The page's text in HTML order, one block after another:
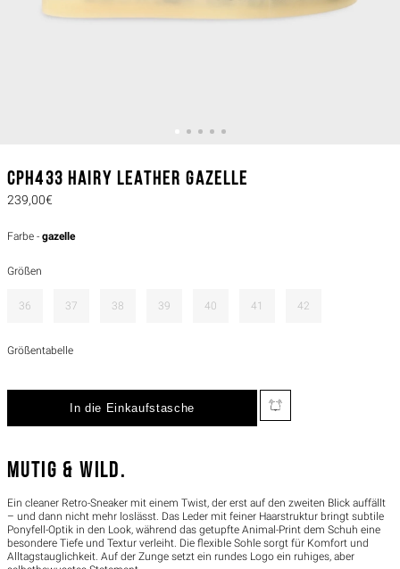
CPH433 hairy leather gazelle
239,00€
Farbe - gazelle
Größen
36 37 38 39 40 41 42
Größentabelle
MUTIG & WILD.
Ein cleaner Retro-Sneaker mit einem Twist, der erst auf den zweiten Blick auffällt
– und dann nicht mehr loslässt. Das Leder mit feiner Haarstruktur bringt subtile
Ponyfell-Optik in den Look, während das getupfte Animal-Print dem Schuh eine
besondere Tiefe und Textur verleiht. Die flexible Sohle sorgt für Komfort und
Alltagstauglichkeit. Auf der Zunge setzt ein rundes Logo ein ruhiges, aber